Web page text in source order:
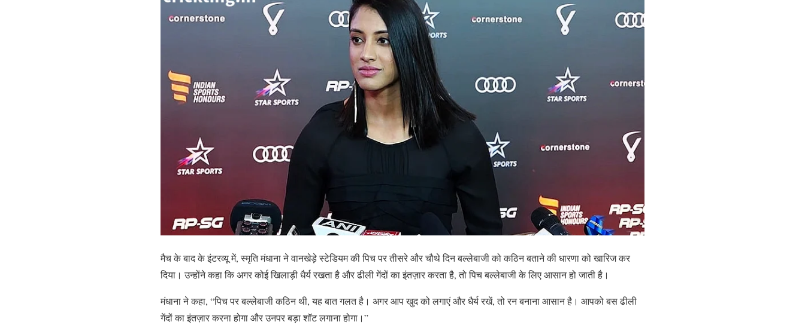
मैच के बाद के इंटरव्यू में, स्मृति मंधाना ने वानखेड़े स्टेडियम की पिच पर तीसरे और चौथे दिन बल्लेबाजी को कठिन बताने की धारणा को खारिज कर
दिया। उन्होंने कहा कि अगर कोई खिलाड़ी धैर्य रखता है और ढीली गेंदों का इंतज़ार करता है, तो पिच बल्लेबाजी के लिए आसान हो जाती है।
मंधाना ने कहा, “पिच पर बल्लेबाजी कठिन थी, यह बात गलत है। अगर आप खुद को लगाएं और धैर्य रखें, तो रन बनाना आसान है। आपको बस ढीली
गेंदों का इंतज़ार करना होगा और उनपर बड़ा शॉट लगाना होगा।”